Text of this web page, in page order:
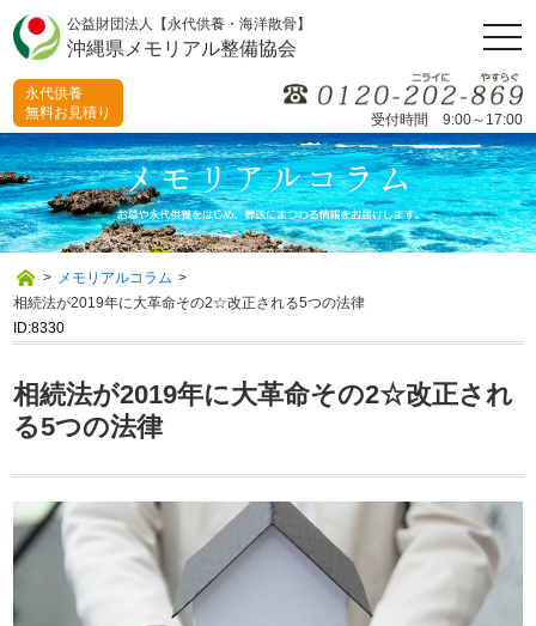
公益財団法人【永代供養・海洋散骨】
沖縄県メモリアル整備協会
受付時間 9:00～17:00
永代供養
無料お見積り
> メモリアルコラム >
相続法が2019年に大革命その2☆改正される5つの法律
ID:8330
相続法が2019年に大革命その2☆改正され
る5つの法律